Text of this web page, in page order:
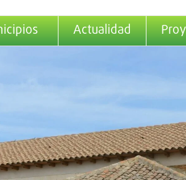
Actualidad